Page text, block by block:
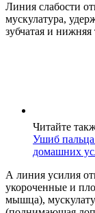
Линия слабости
мускулатура,
зубчатая и нижняя
Читайте
Ушиб
домашних
А линия усилия
укороченные и
мышца),